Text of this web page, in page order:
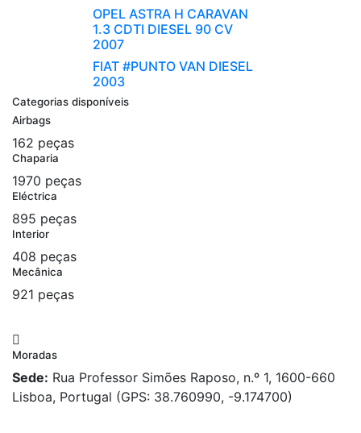
OPEL ASTRA H CARAVAN
1.3 CDTI DIESEL 90 CV
2007
FIAT #PUNTO VAN DIESEL
2003
Categorias disponíveis
Airbags
162 peças
Chaparia
1970 peças
Eléctrica
895 peças
Interior
408 peças
Mecânica
921 peças
Moradas
Sede: Rua Professor Simões Raposo, n.º 1, 1600-660
Lisboa, Portugal (GPS: 38.760990, -9.174700)